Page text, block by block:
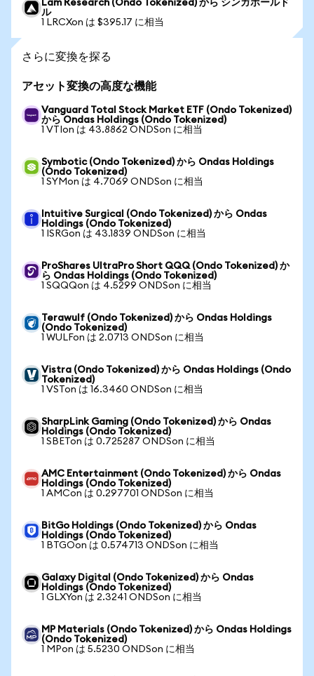
Lam Research (Ondo Tokenized) から シンガポールド
ル
1 LRCXon は $395.17 に相当
さらに変換を探る
アセット変換の高度な機能
Vanguard Total Stock Market ETF (Ondo Tokenized)
から Ondas Holdings (Ondo Tokenized)
1 VTIon は 43.8862 ONDSon に相当
Symbotic (Ondo Tokenized) から Ondas Holdings
(Ondo Tokenized)
1 SYMon は 4.7069 ONDSon に相当
Intuitive Surgical (Ondo Tokenized) から Ondas
Holdings (Ondo Tokenized)
1 ISRGon は 43.1839 ONDSon に相当
ProShares UltraPro Short QQQ (Ondo Tokenized) か
ら Ondas Holdings (Ondo Tokenized)
1 SQQQon は 4.5299 ONDSon に相当
Terawulf (Ondo Tokenized) から Ondas Holdings
(Ondo Tokenized)
1 WULFon は 2.0713 ONDSon に相当
Vistra (Ondo Tokenized) から Ondas Holdings (Ondo
Tokenized)
1 VSTon は 16.3460 ONDSon に相当
SharpLink Gaming (Ondo Tokenized) から Ondas
Holdings (Ondo Tokenized)
1 SBETon は 0.725287 ONDSon に相当
AMC Entertainment (Ondo Tokenized) から Ondas
Holdings (Ondo Tokenized)
1 AMCon は 0.297701 ONDSon に相当
BitGo Holdings (Ondo Tokenized) から Ondas
Holdings (Ondo Tokenized)
1 BTGOon は 0.574713 ONDSon に相当
Galaxy Digital (Ondo Tokenized) から Ondas
Holdings (Ondo Tokenized)
1 GLXYon は 2.3241 ONDSon に相当
MP Materials (Ondo Tokenized) から Ondas Holdings
(Ondo Tokenized)
1 MPon は 5.5230 ONDSon に相当